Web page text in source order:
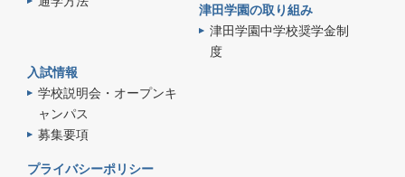
津田学園の取り組み
津田学園中学校奨学金制
度
入試情報
学校説明会・オープンキ
ャンパス
募集要項
プライバシーポリシー